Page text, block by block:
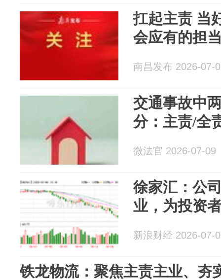
扛起主责 当
会应有的担
南昌发布 2026-07-
交通事故中
分：主责/全
微法官 2026-07-09
徐家汇：公
业，为投资
新浪财经 2026-07-
铁龙物流：聚焦主责主业、夯